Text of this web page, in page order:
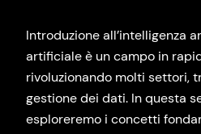
Introduzione all’intelligenza
artificiale è un campo in
rivoluzionando molti settori,
gestione dei dati. In questa
esploreremo i concetti